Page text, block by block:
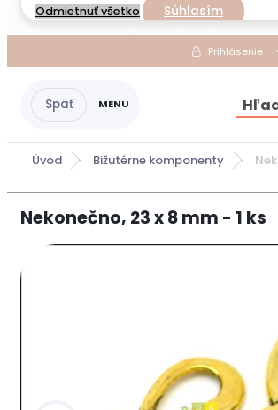
Odmietnuť všetko
Súhlasím
Prihlásenie
Úvod Bižutérne komponenty
Nekonečno, 23 x 8 mm - 1 ks